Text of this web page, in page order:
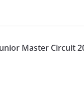
Master Circuit